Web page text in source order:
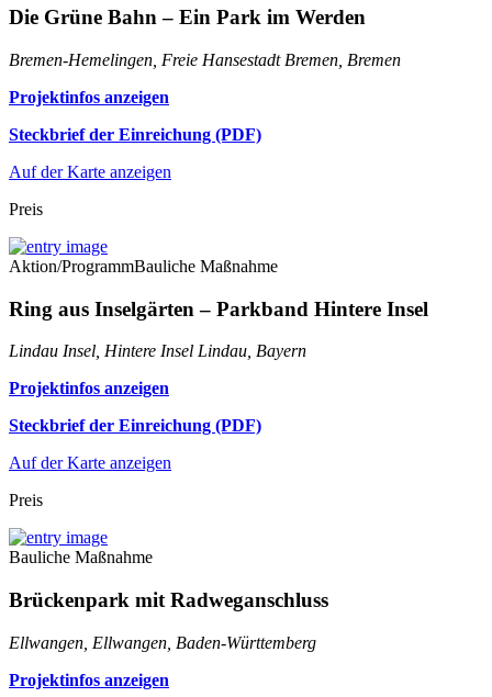
Die Grüne Bahn – Ein Park im Werden
Bremen-Hemelingen, Freie Hansestadt Bremen, Bremen
Projektinfos anzeigen
Steckbrief der Einreichung (PDF)
Auf der Karte anzeigen
Preis
Aktion/ProgrammBauliche Maßnahme
Ring aus Inselgärten – Parkband Hintere Insel
Lindau Insel, Hintere Insel Lindau, Bayern
Projektinfos anzeigen
Steckbrief der Einreichung (PDF)
Auf der Karte anzeigen
Preis
Bauliche Maßnahme
Brückenpark mit Radweganschluss
Ellwangen, Ellwangen, Baden-Württemberg
Projektinfos anzeigen